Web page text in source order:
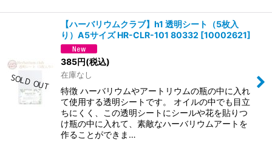
【ハーバリウムクラブ】h1 透明シート（5枚入
り）A5サイズ HR-CLR-101 80332 [10002621]
385円(税込)
在庫なし
特徴 ハーバリウムやアートリウムの瓶の中に入れ
て使用する透明シートです。 オイルの中でも目立
ちにくく、この透明シートにシールや花を貼りつ
け瓶の中に入れて、素敵なハーバリウムアートを
作ることができま…